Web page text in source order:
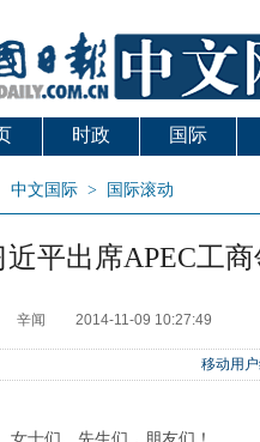
时政 国际
中文国际 > 国际滚动
近平出席APEC工
辛闻 2014-11-09 10:27:49
移动用